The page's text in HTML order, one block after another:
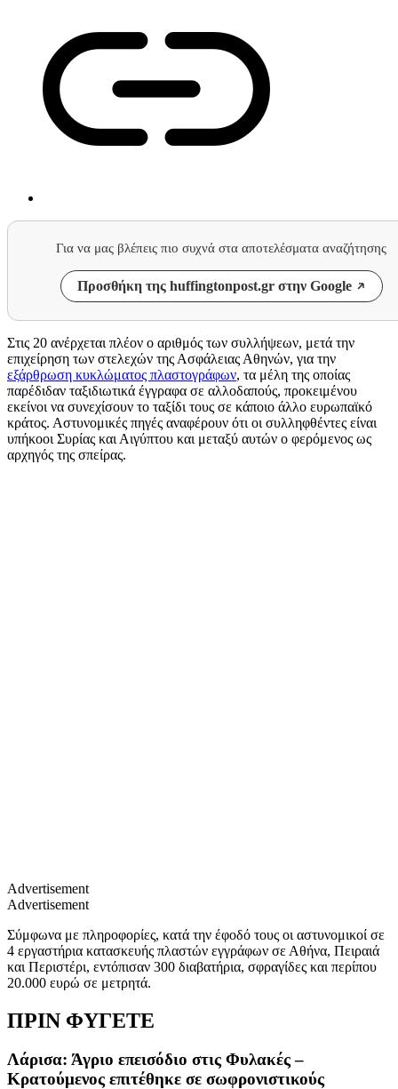
Για να μας βλέπεις πιο συχνά στα αποτελέσματα αναζήτησης
Προσθήκη της huffingtonpost.gr στην Google
Στις 20 ανέρχεται πλέον ο αριθμός των συλλήψεων, μετά την
επιχείρηση των στελεχών της Ασφάλειας Αθηνών, για την
εξάρθρωση κυκλώματος πλαστογράφων, τα μέλη της οποίας
παρέδιδαν ταξιδιωτικά έγγραφα σε αλλοδαπούς, προκειμένου
εκείνοι να συνεχίσουν το ταξίδι τους σε κάποιο άλλο ευρωπαϊκό
κράτος. Αστυνομικές πηγές αναφέρουν ότι οι συλληφθέντες είναι
υπήκοοι Συρίας και Αιγύπτου και μεταξύ αυτών ο φερόμενος ως
αρχηγός της σπείρας.
Advertisement
Advertisement
Σύμφωνα με πληροφορίες, κατά την έφοδό τους οι αστυνομικοί σε
4 εργαστήρια κατασκευής πλαστών εγγράφων σε Αθήνα, Πειραιά
και Περιστέρι, εντόπισαν 300 διαβατήρια, σφραγίδες και περίπου
20.000 ευρώ σε μετρητά.
ΠΡΙΝ ΦΥΓΕΤΕ
Λάρισα: Άγριο επεισόδιο στις Φυλακές –
Κρατούμενος επιτέθηκε σε σωφρονιστικούς